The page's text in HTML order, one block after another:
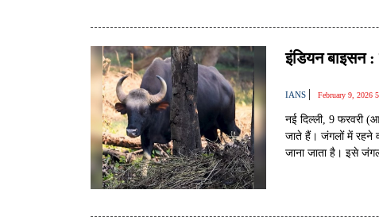
इंडियन बाइसन
IANS | February 9, 2026
नई दिल्ली, 9 फरवरी
जाते हैं। जंगलों में रहने
जाना जाता है। इसे